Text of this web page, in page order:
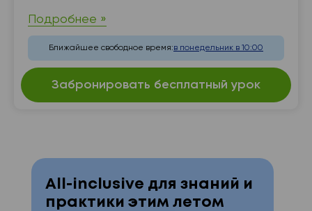
Подробнее »
Ближайшее свободное время:в понедельник в 10:00
Забронировать бесплатный урок
All-inclusive для знаний и
практики этим летом